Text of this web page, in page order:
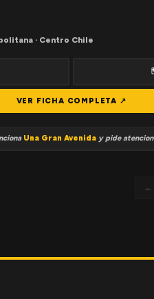
· Centro Chile
VER FICHA COMPLETA ↗
Una Gran Avenida y pide
←